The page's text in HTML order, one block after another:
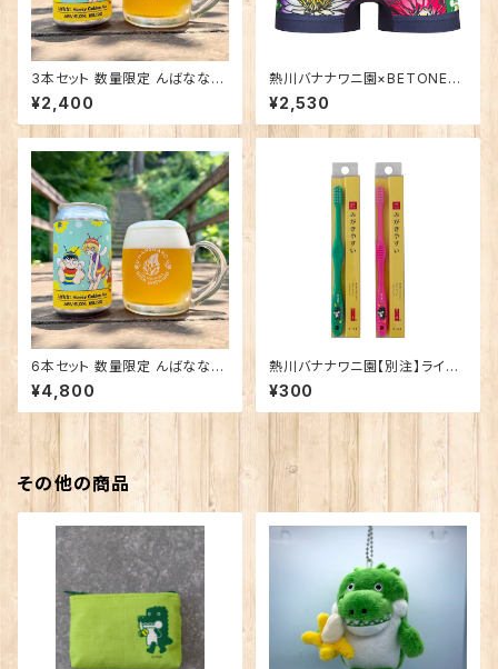
3本セット 数量限定 んばなな！
Honey Golden Ale
¥2,400
熱川バナナワニ園×BETONES
熱川ばにお NAVY
¥2,530
6本セット 数量限定 んばなな！
Honey Golden Ale
¥4,800
熱川バナナワニ園【別注】ライフ
レンジ 磨きやすい歯ブラシ 極
（ばにお柄）子供用
¥300
その他の商品